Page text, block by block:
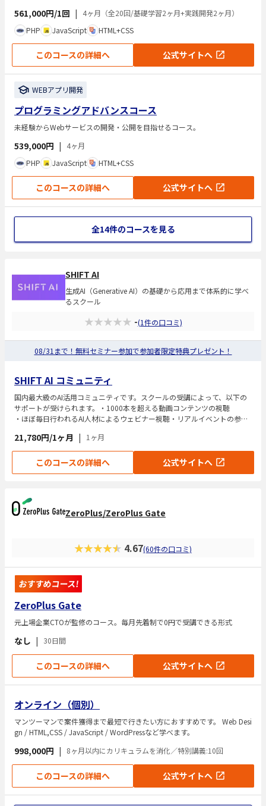
561,000円/1回 |
4ヶ月（全20回/基礎学習2ヶ月+実践開発2ヶ月）
PHP
JavaScript HTML+CSS
このコースの詳細へ 公式サイトへ
WEBアプリ開発
プログラミングアドバンスコース
未経験からWebサービスの開発・公開を目指せるコース。
539,000円 |
4ヶ月
PHP
JavaScript HTML+CSS
このコースの詳細へ 公式サイトへ
全14件のコースを見る
SHIFT AI
生成AI（Generative AI）の基礎から応用まで体系的に学べ
るスクール
★★★★★ -(1件の口コミ)
08/31まで！無料セミナー参加で参加者限定特典プレゼント！
SHIFT AI コミュニティ
国内最大級のAI活用コミュニティです。スクールの受講によって、以下の
サポートが受けられます。・1000本を超える動画コンテンツの視聴
・ほぼ毎日行われるAI人材によるウェビナー視聴・リアルイベントの参
る無料オンラインセミナーに参加可能です。セミナーで講座内容などを把
握することで、安心して学習に臨むことが可能です。
21,780円/1ヶ月 | 1ヶ月
このコースの詳細へ 公式サイトへ
ZeroPlus/ZeroPlus Gate
★★★★★ 4.67(60件の口コミ)
おすすめコース!
ZeroPlus Gate
元上場企業CTOが監修のコース。毎月先着制で0円で受講できる形式
なし | 30日間
このコースの詳細へ 公式サイトへ
オンライン（個別）
マンツーマンで案件獲得まで最短で行きたい方におすすめです。 Web Desi
gn / HTML,CSS / JavaScript / WordPressなど学べます。
998,000円 | 8ヶ月以内にカリキュラムを消化／特別講義:10回
このコースの詳細へ 公式サイトへ